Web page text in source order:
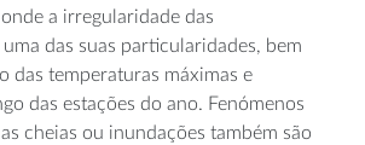
a irregularidade das
das suas particularidades, bem
das temperaturas máximas e
das estações do ano. Fenómenos
cheias ou inundações também são